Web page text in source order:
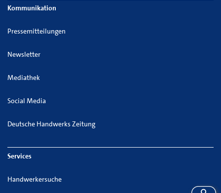
Kommunikation
Pressemitteilungen
Newsletter
Mediathek
Social Media
Deutsche Handwerks Zeitung
Services
Handwerkersuche